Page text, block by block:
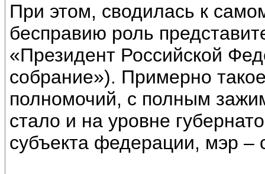
При этом, сводилась к
бесправию роль
«Президент Российской
собрание»). Примерно
полномочий, с полным
стало и на уровне
субъекта федерации, мэр –